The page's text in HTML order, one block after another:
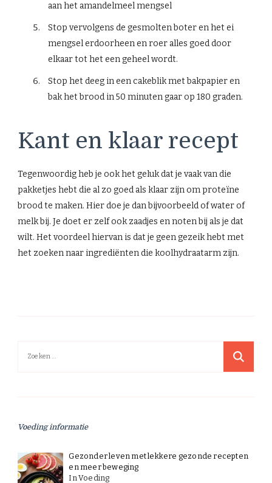
aan het amandelmeel mengsel
Stop vervolgens de gesmolten boter en het ei
mengsel erdoorheen en roer alles goed door
elkaar tot het een geheel wordt.
Stop het deeg in een cakeblik met bakpapier en
bak het brood in 50 minuten gaar op 180 graden.
Kant en klaar recept
Tegenwoordig heb je ook het geluk dat je vaak van die
pakketjes hebt die al zo goed als klaar zijn om proteïne
brood te maken. Hier doe je dan bijvoorbeeld of water of
melk bij. Je doet er zelf ook zaadjes en noten bij als je dat
wilt. Het voordeel hiervan is dat je geen gezeik hebt met
het zoeken naar ingrediënten die koolhydraatarm zijn.
Voeding informatie
Gezonder leven met lekkere gezonde recepten
en meer beweging
In Voeding